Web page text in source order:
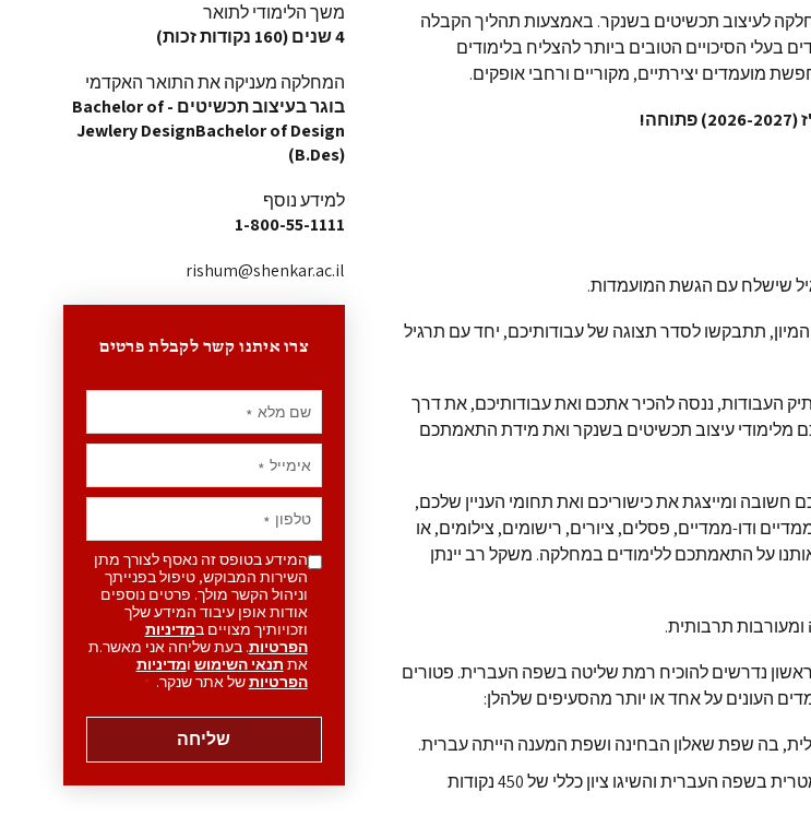
לעיצוב תכשיטים בשנקר. באמצעות תהליך הקבלה
בעלי הסיכויים הטובים ביותר להצליח בלימודים
מועמדים יצירתיים, מקוריים ורחבי אופקים.
שישלח עם הגשת המועמדות.
תתבקשו לסדר תצוגה של עבודותיכם, יחד עם תרגיל
העבודות, ננסה להכיר אתכם ואת עבודותיכם, את דרך
מלימודי עיצוב תכשיטים בשנקר ואת מידת התאמתכם
חשובה ומייצגת את כישוריכם ואת תחומי העניין שלכם,
ודו-ממדיים, פסלים, ציורים, רישומים, צילומים, או
על התאמתכם ללימודים במחלקה. משקל רב יינתן
ומעורבות תרבותית.
ראשון נדרשים להוכיח רמת שליטה בשפה העברית. פטורים
העונים על אחד או יותר מהסעיפים שלהלן:
בה שפת שאלון הבחינה ושפת המענה הייתה עברית.
מועמדים שנבחנו בבחינה הפסיכומטרית בשפה העברית והשיגו ציון כללי של 450 נקודות
משך הלימודי לתואר
4 שנים (160 נקודות זכות)
המחלקה מעניקה את התואר האקדמי
בוגר בעיצוב תכשיטים - Bachelor of
Jewlery DesignBachelor of Design
(B.Des)
למידע נוסף
1-800-55-1111
rishum@shenkar.ac.il
צרו איתנו קשר לקבלת פרטים
שם מלא *
אימייל *
טלפון *
המידע בטופס זה נאסף לצורך מתן
השירות המבוקש, טיפול בפנייתך
וניהול הקשר מולך. פרטים נוספים
אודות אופן עיבוד המידע שלך
וזכויותיך מצויים במדיניות
הפרטיות. בעת שליחה אני מאשר.ת
את תנאי השימוש ומדיניות
הפרטיותשל אתר שנקר. *
שליחה